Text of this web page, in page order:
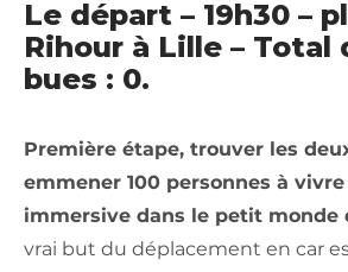
Le départ – 19h30 –
Rihour à Lille – Total
bues : 0.
Première étape, trouver les
emmener 100 personnes à
immersive dans le petit monde
vrai but du déplacement en car